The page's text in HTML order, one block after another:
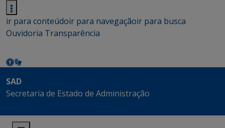
ir para conteúdoir para navegaçãoir para busca
Ouvidoria Transparência
SAD
Secretaria de Estado de Administração